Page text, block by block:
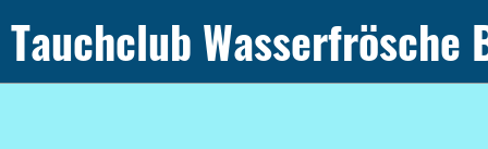
Tauchclub Wasserfrösche